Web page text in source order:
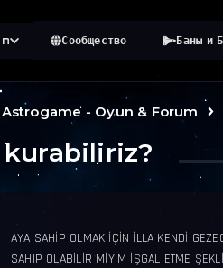
Сообщество Баны и
Astrogame - Oyun & Forum
kurabiliriz?
AYA SAHİP OLMAK İÇİN İLLA KENDİ
SAHIP OLABİLİR MİYİM İŞGAL ETME